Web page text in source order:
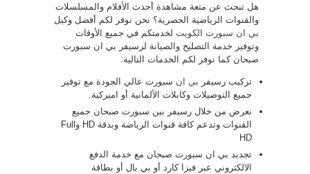
هل تبحث عن متعة مشاهدة أحدث الأفلام والمسلسلات
والقنوات الرياضية الحصرية؟ نحن نوفر لكم أفضل وكيل
بي ان سبورت الكويت لخدمتكم في جميع الأوقات
وتوفير خدمة التصليح والصيانة لرسيفر بي ان سبورت
صبحان كما نوفر لكم الخدمات التالية:
تركيب رسيفر بي ان سبورت عالي الجودة مع توفير
جميع التوصيلات وكابلات الألمانية أو اميركية.
نعرض من خلال رسيفر بين سبورت صبحان جميع
القنوات وتدعم كافة قنوات الرياضة وبدقة HD وFull
HD
تجديد بي ان سبورت صبحان مع خدمة الدفع
الالكتروني عبر فيزا كارد أو بي بال أو بطاقة